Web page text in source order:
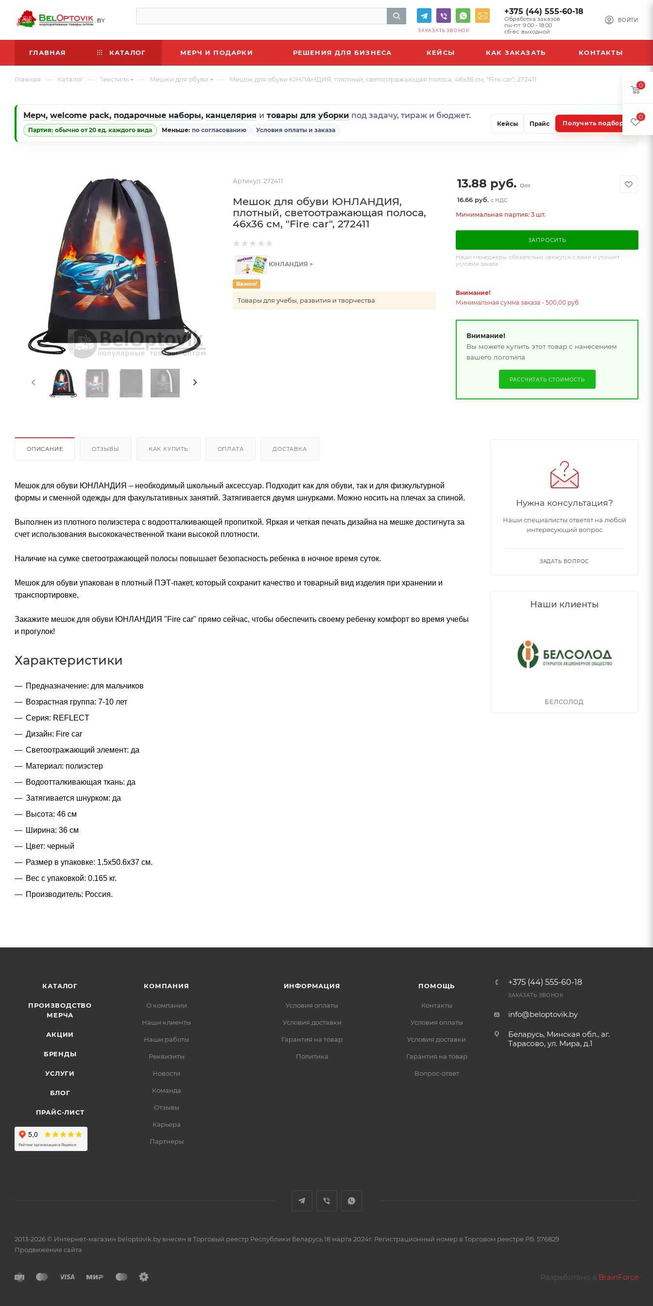
ВОЙТИ
+375 (44) 555-60-18
Обработка заказов
пн-пт: 9:00 - 18:00
сб-вс: выходной
ЗАКАЗАТЬ ЗВОНОК
ГЛАВНАЯ КАТАЛОГ МЕРЧ И ПОДАРКИ РЕШЕНИЯ ДЛЯ БИЗНЕСА КЕЙСЫ КАК ЗАКАЗАТЬ КОНТАКТЫ
Главная — Каталог — Текстиль — Мешки для обуви — Мешок для обуви ЮНЛАНДИЯ, плотный, светоотражающая полоса, 46х36 см, "Fire car", 272411
Мерч, welcome pack, подарочные наборы, канцелярия и товары для уборки под задачу, тираж и бюджет.
Партия: обычно от 20 ед. каждого вида Меньше: по согласованию Условия оплаты и заказа
Кейсы Прайс Получить подбор
Артикул: 272411
Мешок для обуви ЮНЛАНДИЯ,
плотный, светоотражающая полоса,
46х36 см, "Fire car", 272411
ЮНЛАНДИЯ >
Важно!
Товары для учебы, развития и творчества
13.88 руб. Опт
16.66 руб.с НДС
Минимальная партия: 3 шт.
ЗАПРОСИТЬ
Наши менеджеры обязательно свяжутся с вами и уточнят
условия заказа
Внимание!
Минимальная сумма заказа - 500,00 руб.
Внимание!
Вы можете купить этот товар с нанесением
вашего логотипа
РАССЧИТАТЬ СТОИМОСТЬ
ОПИСАНИЕ ОТЗЫВЫ КАК КУПИТЬ ОПЛАТА ДОСТАВКА
Мешок для обуви ЮНЛАНДИЯ – необходимый школьный аксессуар. Подходит как для обуви, так и для физкультурной
формы и сменной одежды для факультативных занятий. Затягивается двумя шнурками. Можно носить на плечах за спиной.
Выполнен из плотного полиэстера с водоотталкивающей пропиткой. Яркая и четкая печать дизайна на мешке достигнута за
счет использования высококачественной ткани высокой плотности.
Наличие на сумке светоотражающей полосы повышает безопасность ребенка в ночное время суток.
Мешок для обуви упакован в плотный ПЭТ-пакет, который сохранит качество и товарный вид изделия при хранении и
транспортировке.
Закажите мешок для обуви ЮНЛАНДИЯ "Fire car" прямо сейчас, чтобы обеспечить своему ребенку комфорт во время учебы
и прогулок!
Характеристики
Предназначение: для мальчиков
Возрастная группа: 7-10 лет
Серия: REFLECT
Дизайн: Fire car
Cветоотражающий элемент: да
Материал: полиэстер
Водоотталкивающая ткань: да
Затягивается шнурком: да
Высота: 46 см
Ширина: 36 см
Цвет: черный
Размер в упаковке: 1.5x50.6x37 см.
Вес с упаковкой: 0.165 кг.
Производитель: Россия.
Нужна консультация?
Наши специалисты ответят на любой
интересующий вопрос
ЗАДАТЬ ВОПРОС
Наши клиенты
БЕЛСОЛОД
КАТАЛОГ
ПРОИЗВОДСТВО
МЕРЧА
АКЦИИ
БРЕНДЫ
УСЛУГИ
БЛОГ
ПРАЙС-ЛИСТ
КОМПАНИЯ
О компании
Наши клиенты
Наши работы
Реквизиты
Новости
Команда
Отзывы
Карьера
Партнеры
ИНФОРМАЦИЯ
Условия оплаты
Условия доставки
Гарантия на товар
Политика
ПОМОЩЬ
Контакты
Условия оплаты
Условия доставки
Гарантия на товар
Вопрос-ответ
+375 (44) 555-60-18
ЗАКАЗАТЬ ЗВОНОК
info@beloptovik.by
Беларусь, Минская обл., аг.
Тарасово, ул. Мира, д.1
2013-2026 © Интернет-магазин beloptovik.by внесен в Торговый реестр Республики Беларусь 18 марта 2024г. Регистрационный номер в Торговом реестре РБ: 576829
Продвижение сайта
Разработано в BrainForce
0
0